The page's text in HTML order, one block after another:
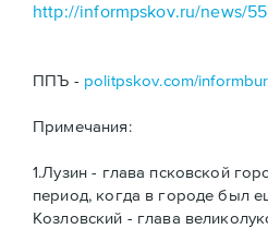
http://informpskov.ru/news/
ППЪ - politpskov.com/
Примечания:
1.Лузин - глава псковской
период, когда в городе был
Козловский - глава